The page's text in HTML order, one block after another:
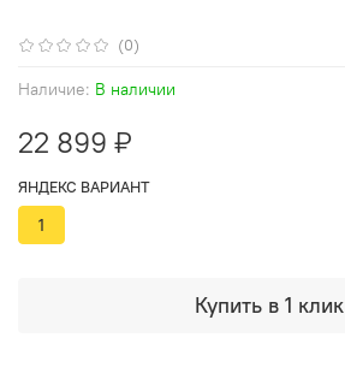
(0)
Наличие: В наличии
22 899 ₽
Купить в 1 клик
ЯНДЕКС ВАРИАНТ
1